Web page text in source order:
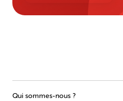
Qui sommes-nous ?